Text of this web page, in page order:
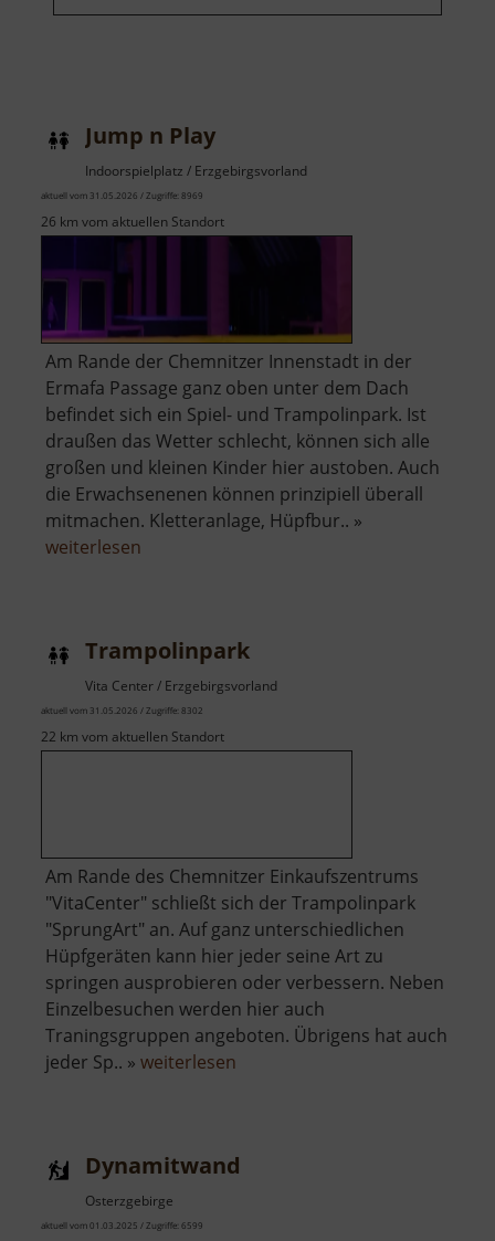
Jump n Play
Indoorspielplatz / Erzgebirgsvorland
aktuell vom 31.05.2026 / Zugriffe: 8969
26 km vom aktuellen Standort
Am Rande der Chemnitzer Innenstadt in der
Ermafa Passage ganz oben unter dem Dach
befindet sich ein Spiel- und Trampolinpark. Ist
draußen das Wetter schlecht, können sich alle
großen und kleinen Kinder hier austoben. Auch
die Erwachsenenen können prinzipiell überall
mitmachen. Kletteranlage, Hüpfbur.. »
weiterlesen
Trampolinpark
Vita Center / Erzgebirgsvorland
aktuell vom 31.05.2026 / Zugriffe: 8302
22 km vom aktuellen Standort
Am Rande des Chemnitzer Einkaufszentrums
"VitaCenter" schließt sich der Trampolinpark
"SprungArt" an. Auf ganz unterschiedlichen
Hüpfgeräten kann hier jeder seine Art zu
springen ausprobieren oder verbessern. Neben
Einzelbesuchen werden hier auch
Traningsgruppen angeboten. Übrigens hat auch
jeder Sp.. » weiterlesen
Dynamitwand
Osterzgebirge
aktuell vom 01.03.2025 / Zugriffe: 6599